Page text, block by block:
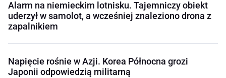
Alarm na niemieckim lotnisku. Tajemniczy obiekt
uderzył w samolot, a wcześniej znaleziono drona z
zapalnikiem
Napięcie rośnie w Azji. Korea Północna grozi
Japonii odpowiedzią militarną